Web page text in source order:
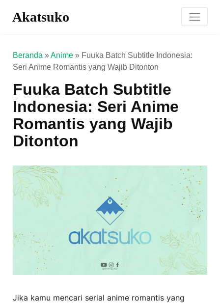
Akatsuko
Beranda »Anime » Fuuka Batch Subtitle Indonesia:
Seri Anime Romantis yang Wajib Ditonton
Fuuka Batch Subtitle
Indonesia: Seri Anime
Romantis yang Wajib
Ditonton
Jika kamu mencari serial anime romantis yang